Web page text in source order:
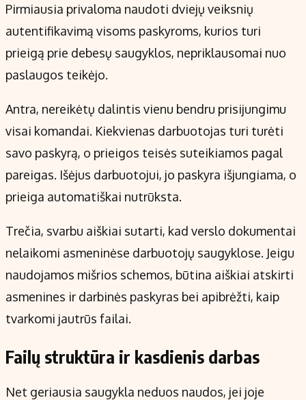
Pirmiausia privaloma naudoti dviejų veiksnių
autentifikavimą visoms paskyroms, kurios turi
prieigą prie debesų saugyklos, nepriklausomai nuo
paslaugos teikėjo.
Antra, nereikėtų dalintis vienu bendru prisijungimu
visai komandai. Kiekvienas darbuotojas turi turėti
savo paskyrą, o prieigos teisės suteikiamos pagal
pareigas. Išėjus darbuotojui, jo paskyra išjungiama, o
prieiga automatiškai nutrūksta.
Trečia, svarbu aiškiai sutarti, kad verslo dokumentai
nelaikomi asmeninėse darbuotojų saugyklose. Jeigu
naudojamos mišrios schemos, būtina aiškiai atskirti
asmenines ir darbinės paskyras bei apibrėžti, kaip
tvarkomi jautrūs failai.
Failų struktūra ir kasdienis darbas
Net geriausia saugykla neduos naudos, jei joje